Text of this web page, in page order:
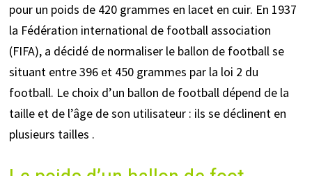
pour un poids de 420 grammes en lacet en cuir. En 1937
la Fédération international de football association
(FIFA), a décidé de normaliser le ballon de football se
situant entre 396 et 450 grammes par la loi 2 du
football. Le choix d’un ballon de football dépend de la
taille et de l’âge de son utilisateur : ils se déclinent en
plusieurs tailles .